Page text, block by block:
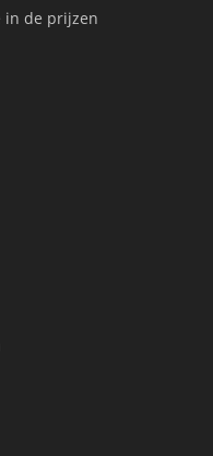
in de prijzen